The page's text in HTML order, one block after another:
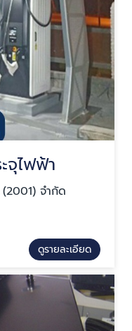
จุไฟฟ้า
จำกัด
ดูรายละเอียด